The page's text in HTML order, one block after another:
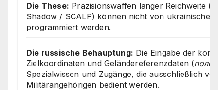
Die These: Präzisionswaffen langer Reichweite
Shadow / SCALP) können nicht von ukrainischen
programmiert werden.
Die russische Behauptung: Die Eingabe der
Zielkoordinaten und Geländereferenzdaten (
Spezialwissen und Zugänge, die ausschließlich
Militärangehörigen bedient werden.